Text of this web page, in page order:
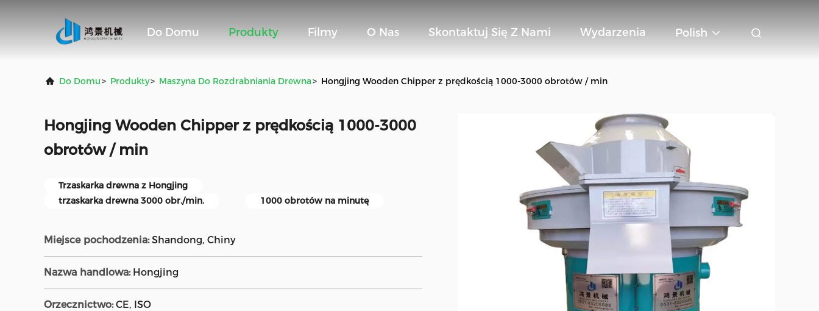
Do Domu Produkty Filmy O Nas Skontaktuj Się Z Nami Wydarzenia Polish
Do Domu> Produkty> Maszyna Do Rozdrabniania Drewna> Hongjing Wooden Chipper z prędkością 1000-3000 obrotów / min
Hongjing Wooden Chipper z prędkością 1000-3000
obrotów / min
Trzaskarka drewna z Hongjing
trzaskarka drewna 3000 obr./min.
1000 obrotów na minutę
Miejsce pochodzenia: Shandong, Chiny
Nazwa handlowa: Hongjing
Orzecznictwo: CE, ISO